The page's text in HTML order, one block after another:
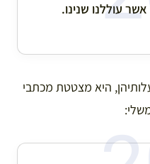
עוללנו שנינו.
היא מצטטת מכתבי